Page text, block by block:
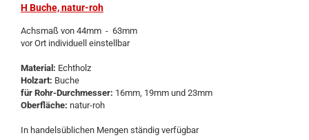
H Buche, natur-​​roh
Achs­maß von 44mm - 63mm
vor Ort in­di­vi­du­ell ein­stell­bar
Ma­te­ri­al: Echt­holz
Holz­art: Buche
für Rohr-​Durchmesser: 16mm, 19mm und 23mm
Ober­flä­che: natur-​roh
In han­dels­üb­li­chen Men­gen stän­dig ver­füg­bar